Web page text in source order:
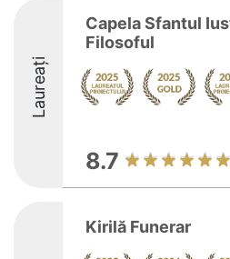
Laureați
Capela Sfantul
Filosoful
8.7
Kirilă Funerar